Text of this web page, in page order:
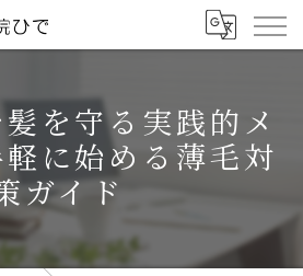
を守る実践的メ
に始める薄毛対
ガイド